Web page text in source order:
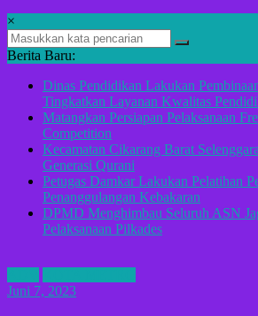
×
Berita Baru:
Dinas Pendidikan Lakukan
Tingkatkan Layanan Kwalitas
Matangkan Persiapan Pelaksanaan
Competition
Kecamatan Cikarang Barat
Generasi Qurani
Petugas Damkar Lakukan Pelatihan
Penanggulangan Kebakaran
DPMD Menghimbau Seluruh ASN
Pelaksanaan Pilkades
Juni 7, 2023